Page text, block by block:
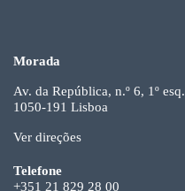
Morada
Av. da República, n.º 6, 1º esq.
1050-191 Lisboa
Ver direções
Telefone
+351 21 829 28 00